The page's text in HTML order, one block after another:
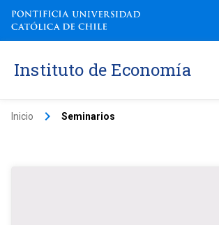
Instituto de Economía
Inicio keyboard_arrow_right Seminarios